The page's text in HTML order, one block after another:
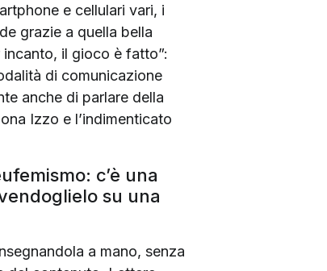
e cellulari vari, i
grazie a quella bella
il gioco è fatto”:
di comunicazione
anche di parlare della
Izzo e l’indimenticato
c’è una
su una
a mano, senza